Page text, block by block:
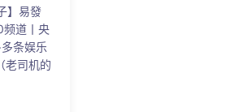
】易發
道丨央
条娱乐
老司机的